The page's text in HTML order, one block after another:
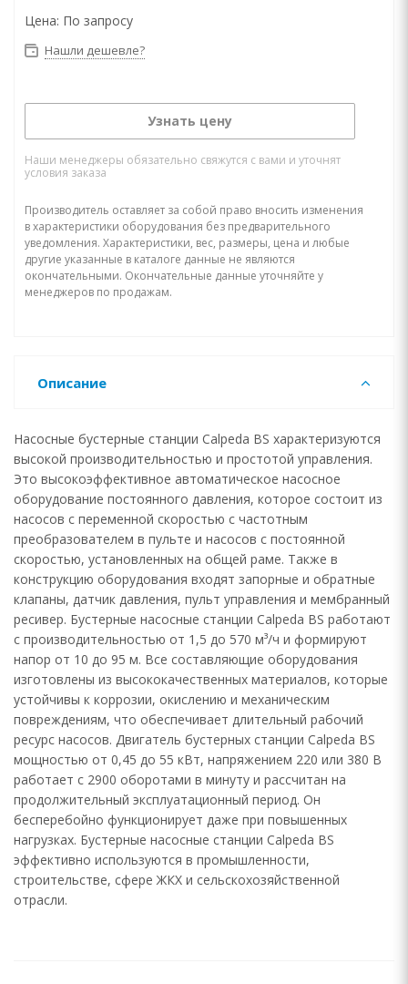
Цена: По запросу
Нашли дешевле?
Узнать цену
Наши менеджеры обязательно свяжутся с вами и уточнят
условия заказа
Производитель оставляет за собой право вносить изменения
в характеристики оборудования без предварительного
уведомления. Характеристики, вес, размеры, цена и любые
другие указанные в каталоге данные не являются
окончательными. Окончательные данные уточняйте у
менеджеров по продажам.
Описание
Насосные бустерные станции Calpeda BS характеризуются
высокой производительностью и простотой управления.
Это высокоэффективное автоматическое насосное
оборудование постоянного давления, которое состоит из
насосов с переменной скоростью с частотным
преобразователем в пульте и насосов с постоянной
скоростью, установленных на общей раме. Также в
конструкцию оборудования входят запорные и обратные
клапаны, датчик давления, пульт управления и мембранный
ресивер. Бустерные насосные станции Calpeda BS работают
с производительностью от 1,5 до 570 м³/ч и формируют
напор от 10 до 95 м. Все составляющие оборудования
изготовлены из высококачественных материалов, которые
устойчивы к коррозии, окислению и механическим
повреждениям, что обеспечивает длительный рабочий
ресурс насосов. Двигатель бустерных станции Calpeda BS
мощностью от 0,45 до 55 кВт, напряжением 220 или 380 В
работает с 2900 оборотами в минуту и рассчитан на
продолжительный эксплуатационный период. Он
бесперебойно функционирует даже при повышенных
нагрузках. Бустерные насосные станции Calpeda BS
эффективно используются в промышленности,
строительстве, сфере ЖКХ и сельскохозяйственной
отрасли.